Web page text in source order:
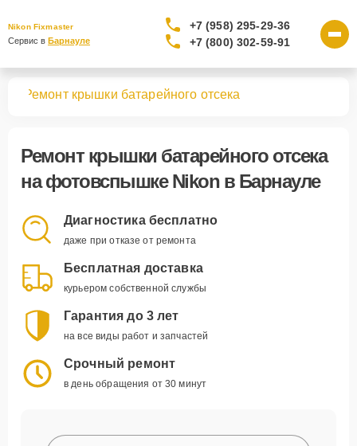
Nikon Fixmaster
Сервис в Барнауле
+7 (958) 295-29-36
+7 (800) 302-59-91
Ремонт крышки батарейного отсека
Ремонт крышки батарейного отсека
на фотовспышке Nikon в Барнауле
Диагностика бесплатно
даже при отказе от ремонта
Бесплатная доставка
курьером собственной службы
Гарантия до 3 лет
на все виды работ и запчастей
Срочный ремонт
в день обращения от 30 минут